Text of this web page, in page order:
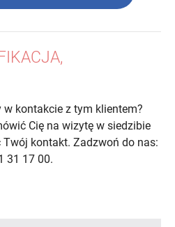
w kontakcie z tym klientem?
Cię na wizytę w siedzibie
kontakt. Zadzwoń do nas:
31 17 00.